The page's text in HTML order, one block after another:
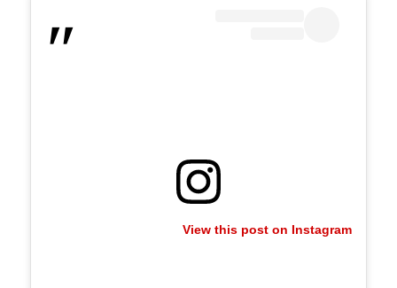
View this post on Instagram